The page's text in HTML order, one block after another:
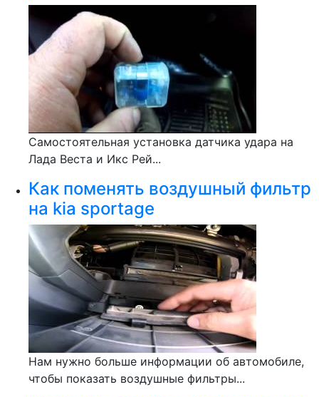
Самостоятельная установка датчика удара на
Лада Веста и Икс Рей...
Как поменять воздушный фильтр
на kia sportage
Нам нужно больше информации об автомобиле,
чтобы показать воздушные фильтры...